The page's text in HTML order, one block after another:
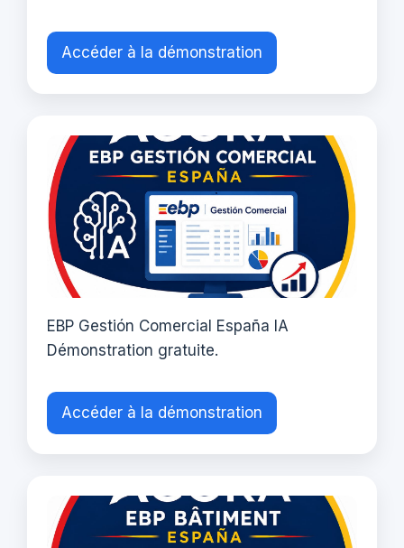
Accéder à la démonstration
EBP Gestión Comercial España IA
Démonstration gratuite.
Accéder à la démonstration